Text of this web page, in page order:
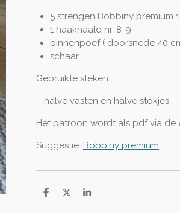
5 strengen Bobbiny premium
1 haaknaald nr. 8-9
binnenpoef ( doorsnede 40
schaar
Gebruikte steken:
– halve vasten en halve stokjes
Het patroon wordt als pdf via de
Suggestie: Bobbiny premium
D
D
S